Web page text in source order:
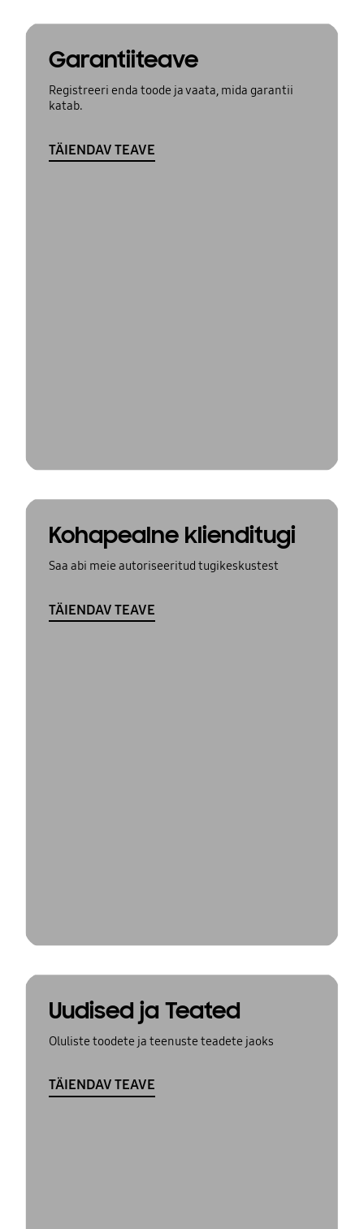
Garantiiteave
Registreeri enda toode ja vaata, mida garantii
katab.
TÄIENDAV TEAVE
Kohapealne klienditugi
Saa abi meie autoriseeritud tugikeskustest
TÄIENDAV TEAVE
Uudised ja Teated
Oluliste toodete ja teenuste teadete jaoks
TÄIENDAV TEAVE